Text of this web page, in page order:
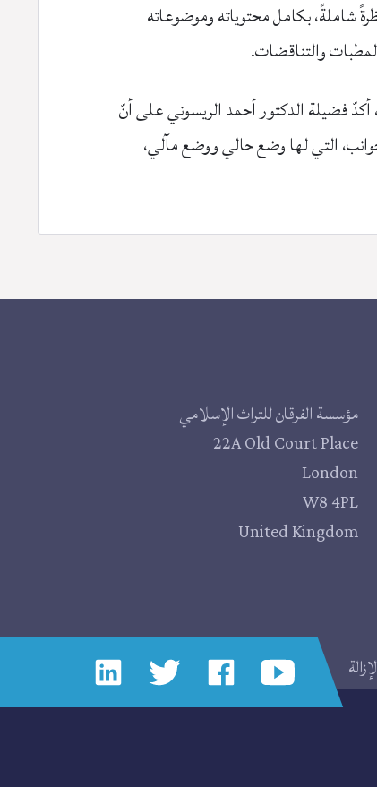
شاملةً، بكامل محتوياته وموضوعاته
والتناقضات.
فضيلة الدكتور أحمد الريسوني على أنّ
التي لها وضع حالي ووضع مآلي،
مؤسسة الفرقان للتراث الإسلامي
22A Old Court Place
London
W8 4PL
United Kingdom
إجتماعي